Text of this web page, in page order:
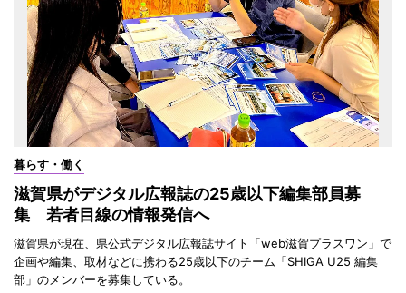
暮らす・働く
滋賀県がデジタル広報誌の25歳以下編集部員募
集 若者目線の情報発信へ
滋賀県が現在、県公式デジタル広報誌サイト「web滋賀プラスワン」で
企画や編集、取材などに携わる25歳以下のチーム「SHIGA U25 編集
部」のメンバーを募集している。